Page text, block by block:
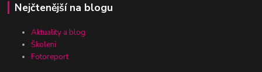
Nejčtenější na blogu
Aktuality a blog
Školení
Fotoreport